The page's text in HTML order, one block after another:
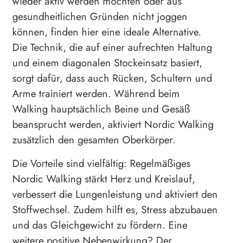
gesundheitlichen Gründen nicht joggen
können, finden hier eine ideale Alternative.
Die Technik, die auf einer aufrechten Haltung
und einem diagonalen Stockeinsatz basiert,
sorgt dafür, dass auch Rücken, Schultern und
Arme trainiert werden. Während beim
Walking hauptsächlich Beine und Gesäß
beansprucht werden, aktiviert Nordic Walking
zusätzlich den gesamten Oberkörper.
Die Vorteile sind vielfältig: Regelmäßiges
Nordic Walking stärkt Herz und Kreislauf,
verbessert die Lungenleistung und aktiviert den
Stoffwechsel. Zudem hilft es, Stress abzubauen
und das Gleichgewicht zu fördern. Eine